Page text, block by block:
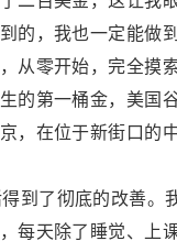
的，我也一定能做
从零开始，完全摸
的第一桶金，美国
，在位于新街口的
了彻底的改善。
每天除了睡觉、上